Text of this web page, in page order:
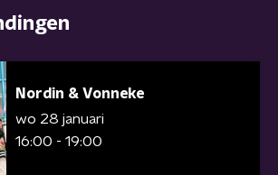
Nordin & Vonneke
wo 28 januari
16:00 - 19:00